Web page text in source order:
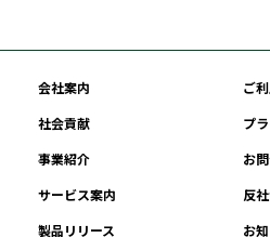
会社案内
ご
社会貢献
プ
事業紹介
お
サービス案内
反
製品リリース
お